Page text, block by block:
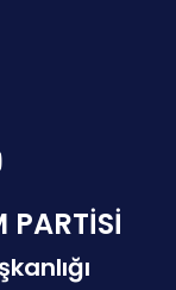
PARTİSİ